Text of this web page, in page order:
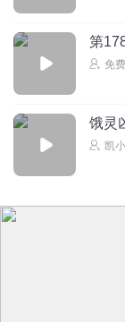
第
免
饿灵
凯